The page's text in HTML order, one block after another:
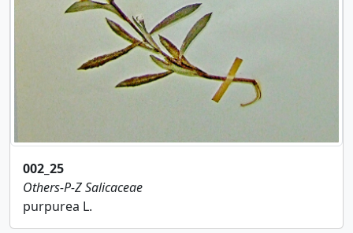
002_25
Others-P-ZSalicaceae
purpurea L.